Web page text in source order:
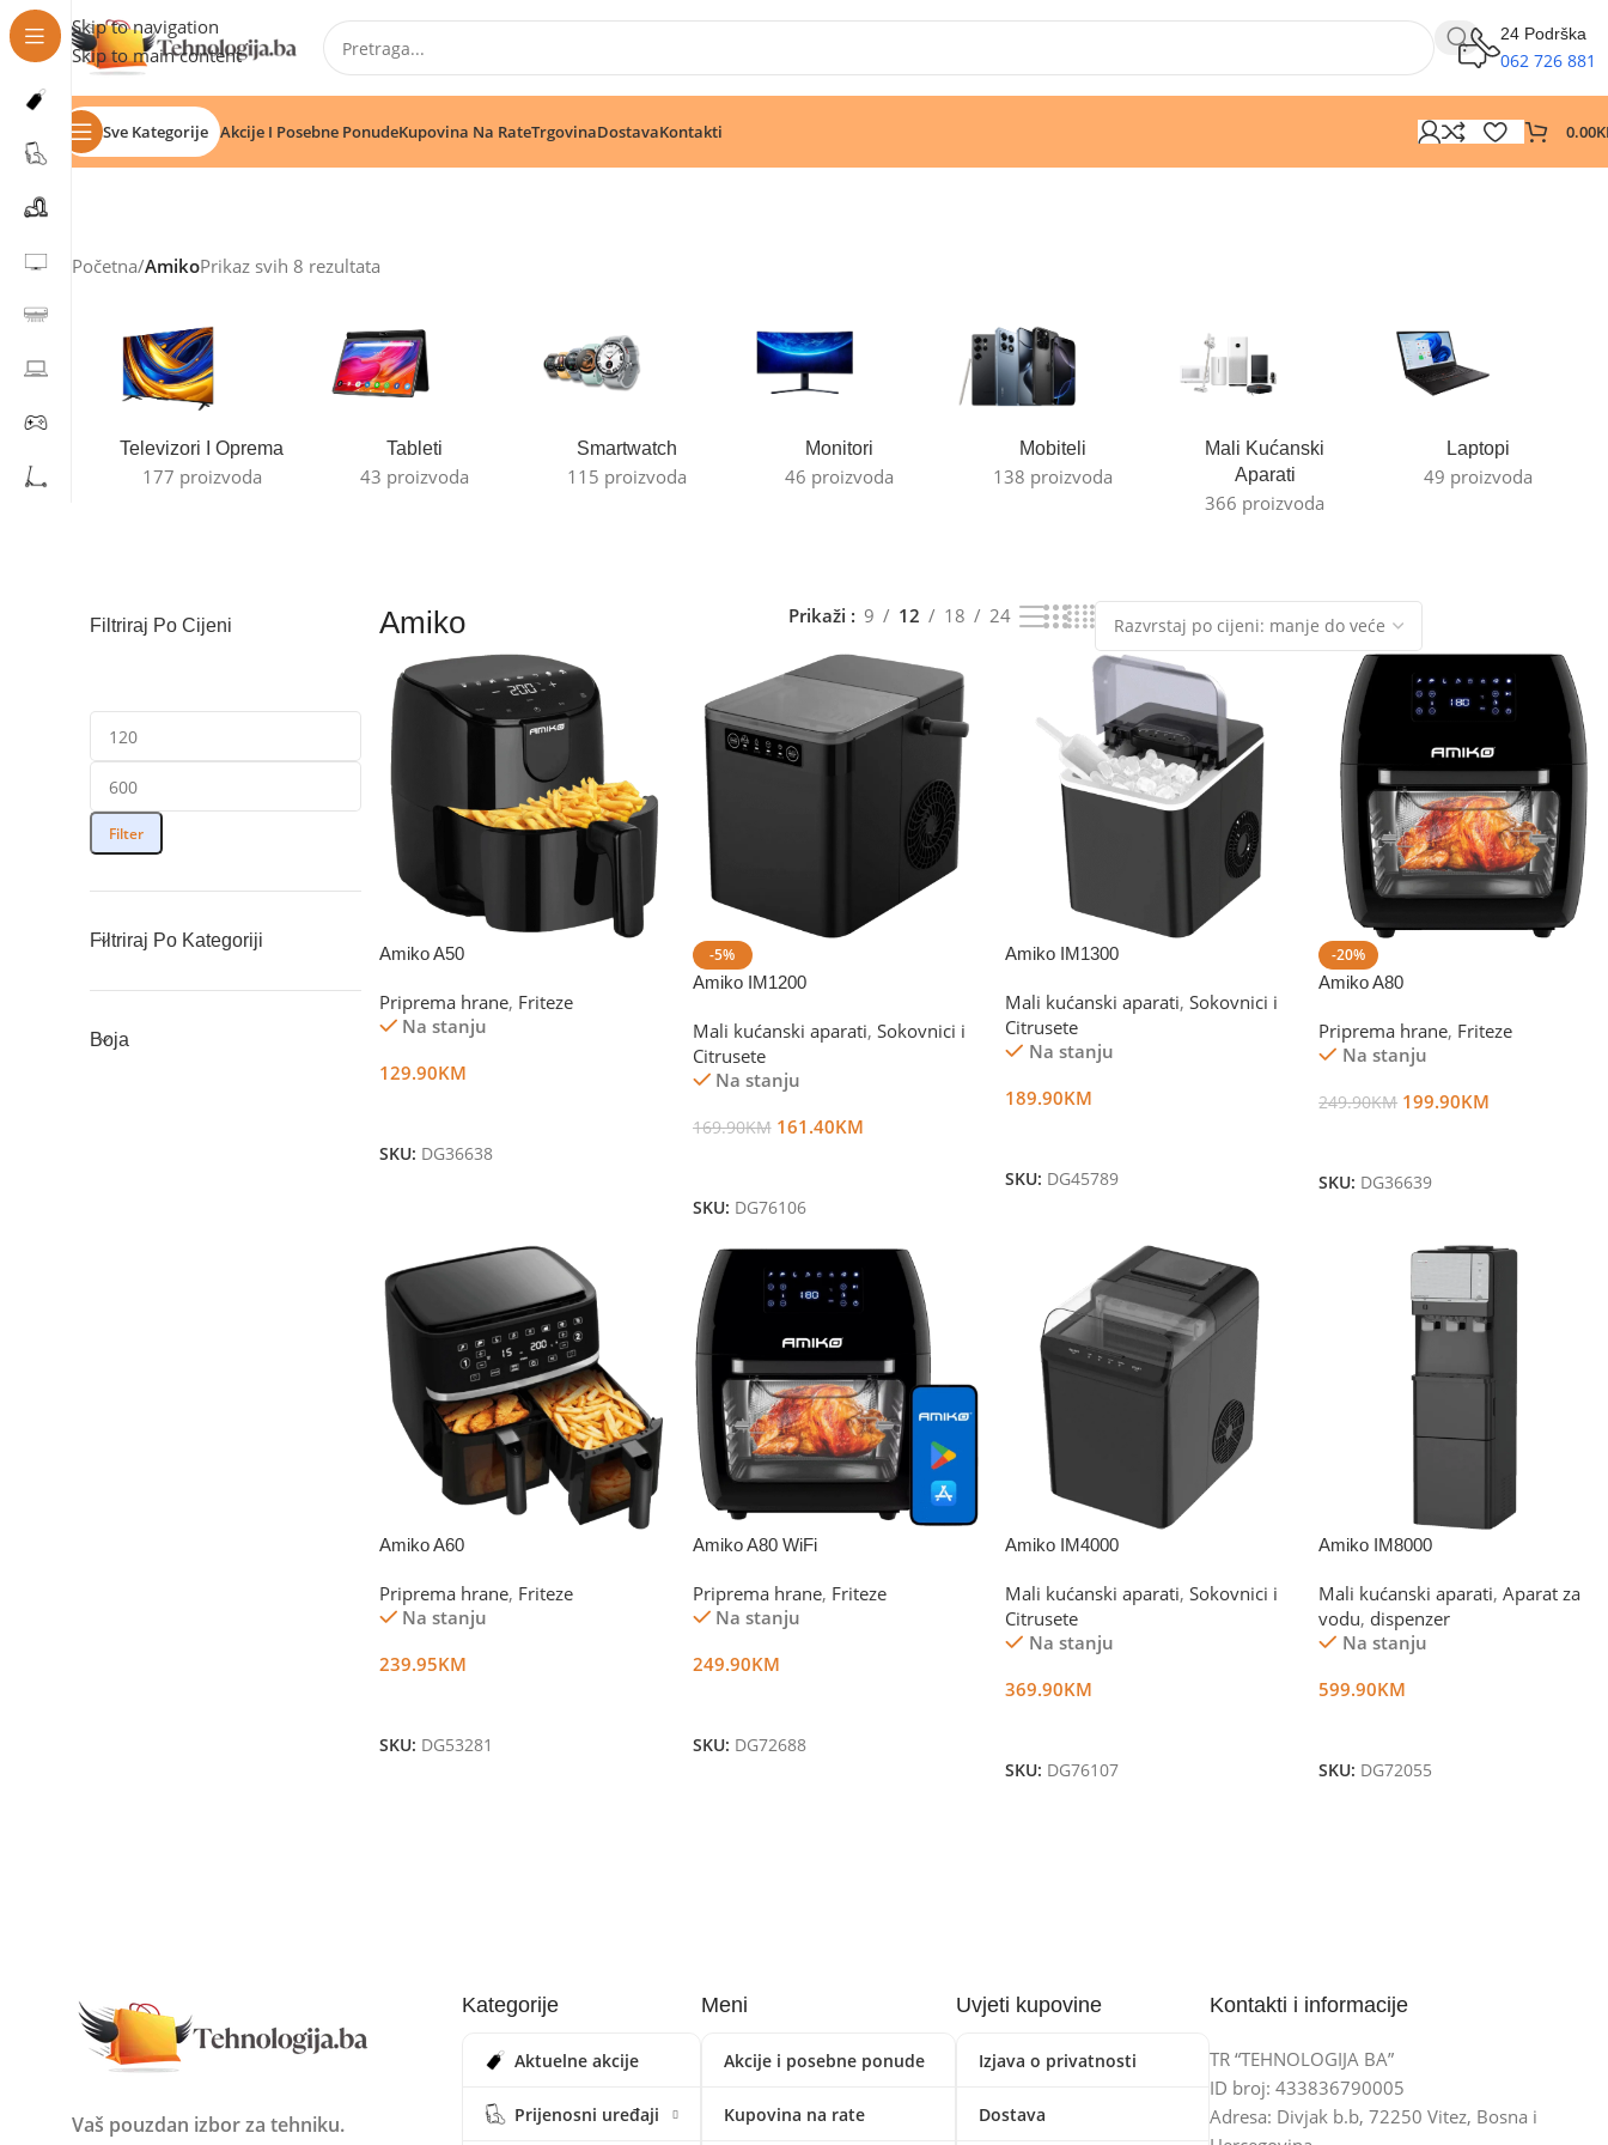
Skip to navigation
Skip to main content
24 Podrška
062 726 881
Sve Kategorije Akcije I Posebne PonudeKupovina Na RateTrgovinaDostavaKontakti 0.00
Početna/AmikoPrikaz svih 8 rezultata
Televizori I Oprema
177 proizvoda
Tableti
43 proizvoda
Smartwatch
115 proizvoda
Monitori
46 proizvoda
Mobiteli
138 proizvoda
Mali Kućanski
Aparati
366 proizvoda
Laptopi
49 proizvoda
Filtriraj Po Cijeni
Filter
Filtriraj Po Kategoriji
Boja
Amiko Prikaži 9 12 18 24
Amiko A50
Priprema hrane, Friteze
Na stanju
129.90KM
SKU: DG36638
-5%
Amiko IM1200
Mali kućanski aparati, Sokovnici i
Citrusete
Na stanju
169.90KM 161.40KM
SKU: DG76106
Amiko IM1300
Mali kućanski aparati, Sokovnici i
Citrusete
Na stanju
189.90KM
SKU: DG45789
-20%
Amiko A80
Priprema hrane, Friteze
Na stanju
249.90KM 199.90KM
SKU: DG36639
Amiko A60
Priprema hrane, Friteze
Na stanju
239.95KM
SKU: DG53281
Amiko A80 WiFi
Priprema hrane, Friteze
Na stanju
249.90KM
SKU: DG72688
Amiko IM4000
Mali kućanski aparati, Sokovnici i
Citrusete
Na stanju
369.90KM
SKU: DG76107
Amiko IM8000
Mali kućanski aparati, Aparat za
vodu, dispenzer
Na stanju
599.90KM
SKU: DG72055
Vaš pouzdan izbor za tehniku.
Kategorije
Aktuelne akcije
Prijenosni uređaji
Meni
Akcije i posebne ponude
Kupovina na rate
Uvjeti kupovine
Izjava o privatnosti
Dostava
Kontakti i informacije
TR “TEHNOLOGIJA BA”
ID broj: 433836790005
Adresa: Divjak b.b, 72250 Vitez, Bosna i